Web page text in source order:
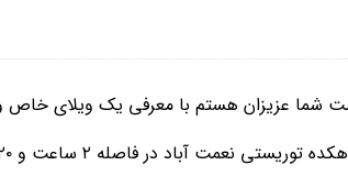
شما عزیزان هستم با معرفی یک ویلای خاص
منحصر بفرد هم از نظر طراحی و هم از نظر